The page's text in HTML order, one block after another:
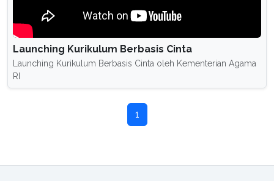
Launching Kurikulum Berbasis Cinta
Launching Kurikulum Berbasis Cinta oleh Kementerian Agama
RI
1